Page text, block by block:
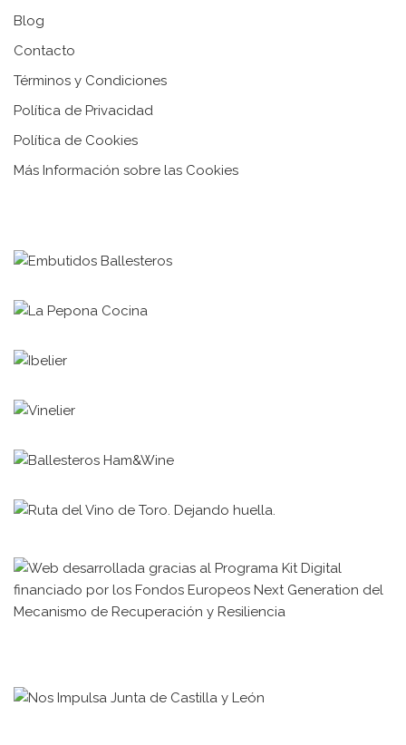
Blog
Contacto
Términos y Condiciones
Política de Privacidad
Política de Cookies
Más Información sobre las Cookies